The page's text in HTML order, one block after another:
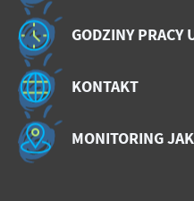
GODZINY PRACY
KONTAKT
MONITORING